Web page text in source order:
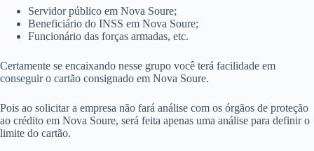
Servidor público em Nova Soure;
Beneficiário do INSS em Nova Soure;
Funcionário das forças armadas, etc.
Certamente se encaixando nesse grupo você terá facilidade em
conseguir o cartão consignado em Nova Soure.
Pois ao solicitar a empresa não fará análise com os órgãos de proteção
ao crédito em Nova Soure, será feita apenas uma análise para definir o
limite do cartão.